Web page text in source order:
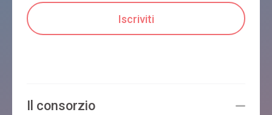
Il consorzio